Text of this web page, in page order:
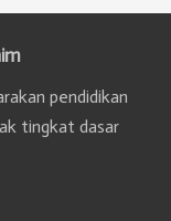
pendidikan
tingkat dasar